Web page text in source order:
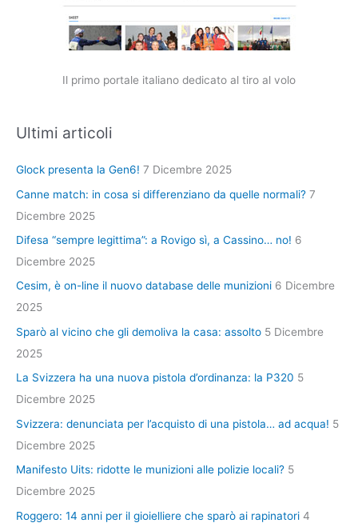
Il primo portale italiano dedicato al tiro al volo
Ultimi articoli
Glock presenta la Gen6! 7 Dicembre 2025
Canne match: in cosa si differenziano da quelle normali? 7
Dicembre 2025
Difesa “sempre legittima”: a Rovigo sì, a Cassino… no! 6
Dicembre 2025
Cesim, è on-line il nuovo database delle munizioni 6 Dicembre
2025
Sparò al vicino che gli demoliva la casa: assolto 5 Dicembre
2025
La Svizzera ha una nuova pistola d’ordinanza: la P320 5
Dicembre 2025
Svizzera: denunciata per l’acquisto di una pistola… ad acqua! 5
Dicembre 2025
Manifesto Uits: ridotte le munizioni alle polizie locali? 5
Dicembre 2025
Roggero: 14 anni per il gioielliere che sparò ai rapinatori 4